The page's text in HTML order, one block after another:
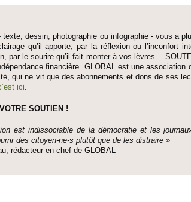
texte, dessin, photographie ou infographie - vous a
qu’il appo­rte, par la réflexion ou l’inconfort
par le so­urire qu’il fait monter à vos lèvres…
financière. GLOBAL est une
qui ne vit que des abonne­ments et dons de ses
ici.
SO­UTIEN !
est indisso­ci­able de la démo­cratie et les
des ci­to­yen-ne-s plutôt que de les dis­traire »
rédacteur en chef de GLOBAL